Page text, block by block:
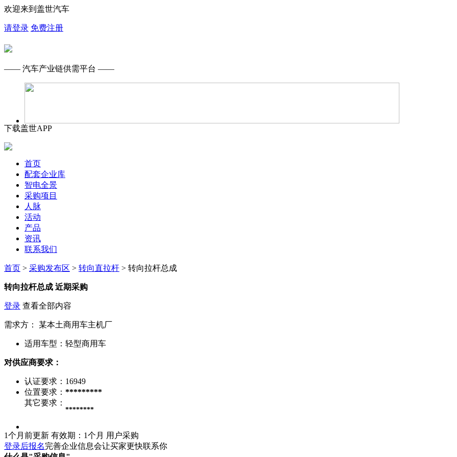
欢迎来到盖世汽车
请登录 免费注册
—— 汽车产业链供需平台 ——
下载盖世APP
首页
配套企业库
智电全景
采购项目
人脉
活动
产品
资讯
联系我们
首页 > 采购发布区 > 转向直拉杆 > 转向拉杆总成
转向拉杆总成 近期采购
登录 查看全部内容
需求方： 某本土商用车主机厂
适用车型： 轻型商用车
对供应商要求：
认证要求： 16949
位置要求： *********
其它要求：
********
1个月前更新 有效期：1个月 用户采购
登录后报名完善企业信息会让买家更快联系你